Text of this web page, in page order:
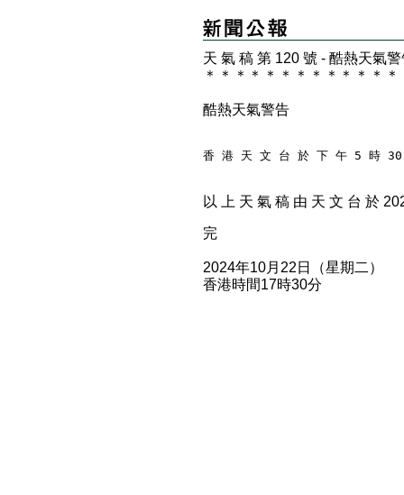
天 氣 稿 第 120 號 - 酷熱天氣
＊
＊ ＊ ＊ ＊ ＊ ＊ ＊ ＊ ＊ ＊ ＊ ＊
酷熱天氣警告
香 港 天 文 台 於 下 午 5 時
以 上 天 氣 稿 由 天 文 台 於
完
2024年10月22日（星期二）
香港時間17時30分